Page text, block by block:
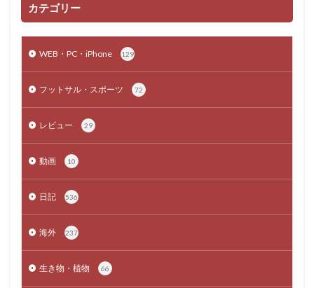
カテゴリー
WEB・PC・iPhone 129
フットサル・スポーツ 72
レビュー 29
動画 10
日記 536
海外 237
生き物・植物 66